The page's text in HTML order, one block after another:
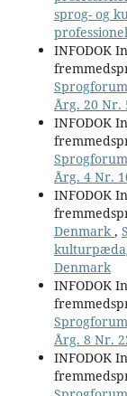
sprog- og
INFODOK
Årg. 20
INFODOK
Årg. 4 Nr.
INFODOK
Denmark ,
Denmark
INFODOK
Årg. 8 Nr.
INFODOK